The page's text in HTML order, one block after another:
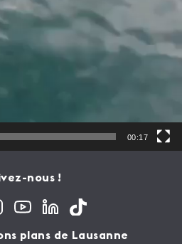
00:17
nous !
plans de Lausanne